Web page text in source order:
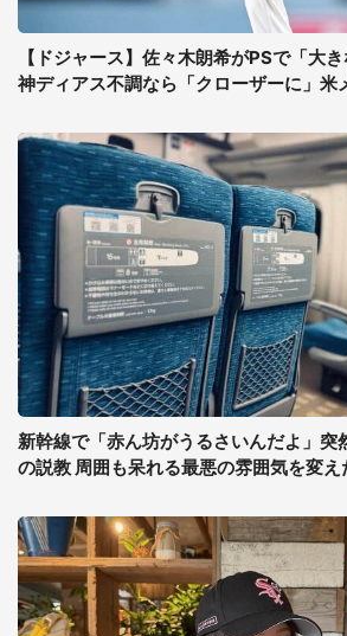
【ドジャース】佐々木朗希がPSで「大
神ディアス不調なら「クローザーに」米
新幹線で「赤ん坊がうるさいんだよ」
の説教 周囲も呆れる最悪の雰囲気を変え